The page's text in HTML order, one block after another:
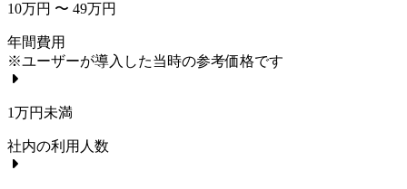
10万円 〜 49万円
年間費用
※ユーザーが導入した当時の参考価格です
1万円未満
社内の利用人数